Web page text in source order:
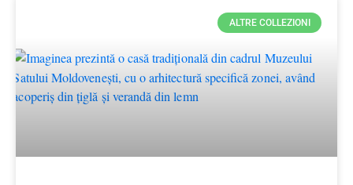
ALTRE COLLEZIONI